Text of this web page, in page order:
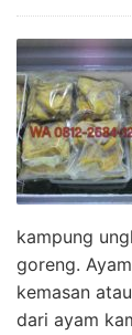
kampung
goreng.
kemasan
dari ayam